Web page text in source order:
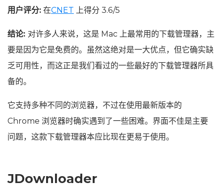
用户评分: 在CNET 上得分 3.6/5
结论: 对许多人来说，这是 Mac 上最常用的下载管理器，主
要是因为它是免费的。虽然这绝对是一大优点，但它确实缺
乏可用性，而这正是我们看过的一些最好的下载管理器所具
备的。
它支持多种不同的浏览器，不过在使用最新版本的
Chrome 浏览器时确实遇到了一些困难。界面不佳是主要
问题，这款下载管理器本应比现在更易于使用。
JDownloader